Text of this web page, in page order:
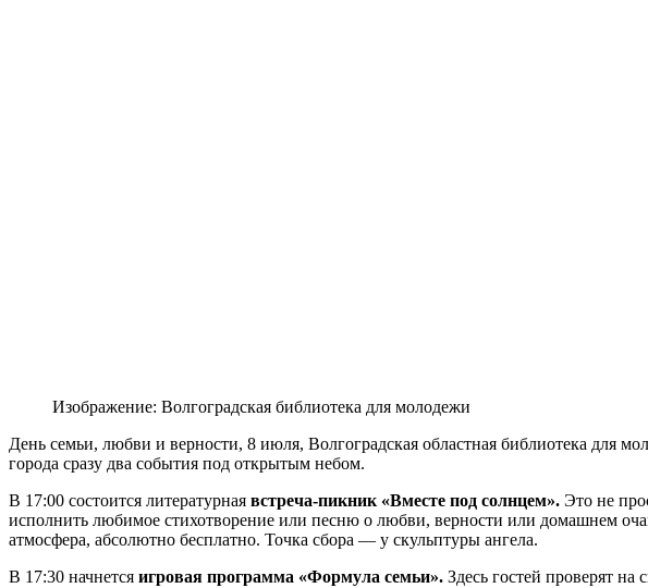
Изображение: Волгоградская библиотека для молодежи
День семьи, любви и верности, 8 июля, Волгоградская областная библиотека для
города сразу два события под открытым небом.
В 17:00 состоится литературная встреча-пикник «Вместе под солнцем». Это не
исполнить любимое стихотворение или песню о любви, верности или домашнем
атмосфера, абсолютно бесплатно. Точка сбора — у скульптуры ангела.
В 17:30 начнется игровая программа «Формула семьи». Здесь гостей проверят